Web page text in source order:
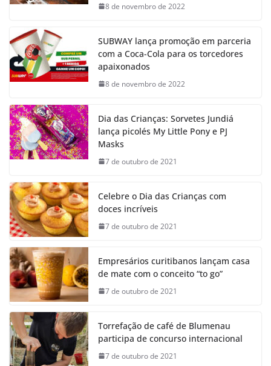
8 de novembro de 2022
SUBWAY lança promoção em parceria
com a Coca-Cola para os torcedores
apaixonados
8 de novembro de 2022
Dia das Crianças: Sorvetes Jundiá
lança picolés My Little Pony e PJ
Masks
7 de outubro de 2021
Celebre o Dia das Crianças com
doces incríveis
7 de outubro de 2021
Empresários curitibanos lançam casa
de mate com o conceito “to go”
7 de outubro de 2021
Torrefação de café de Blumenau
participa de concurso internacional
7 de outubro de 2021